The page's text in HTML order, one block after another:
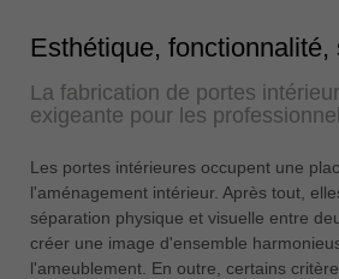
english
Türkiye
türkçe
USA
english
Việt Nam
tiếng việt
Esthétique, fonctionnalité,
La fabrication de portes
exigeante pour les
Les portes intérieures occupent une
l'aménagement intérieur. Après tout,
séparation physique et visuelle entre
créer une image d'ensemble
l'ameublement. En outre, certains